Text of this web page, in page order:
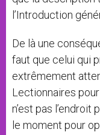
l’Introduction
De là une
faut que celui qui
extrêmement
Lectionnaires
n’est pas
le moment pour